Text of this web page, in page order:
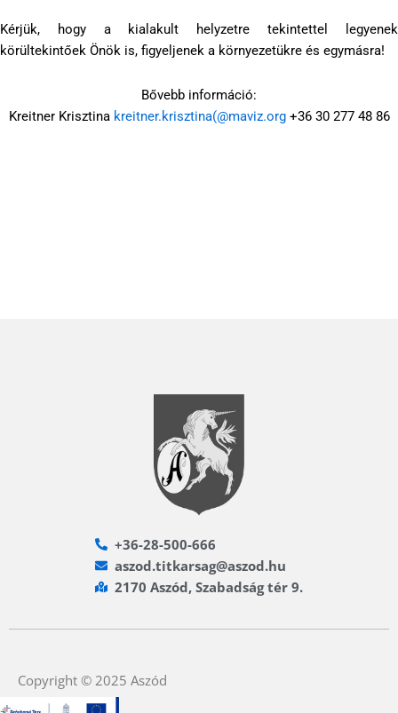
Kérjük, hogy a kialakult helyzetre tekintettel legyenek
körültekintőek Önök is, figyeljenek a környezetükre és egymásra!
Bővebb információ:
Kreitner Krisztinakreitner.krisztina(@maviz.org+36 30 277 48 86
+36-28-500-666
aszod.titkarsag@aszod.hu
2170 Aszód, Szabadság tér 9.
Copyright © 2025 Aszód